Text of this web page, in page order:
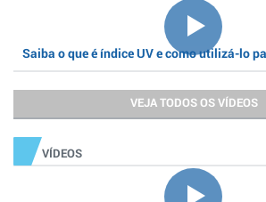
Saiba o que é índice UV e como utilizá-lo
VEJA TODOS OS VÍDEOS
VÍDEOS